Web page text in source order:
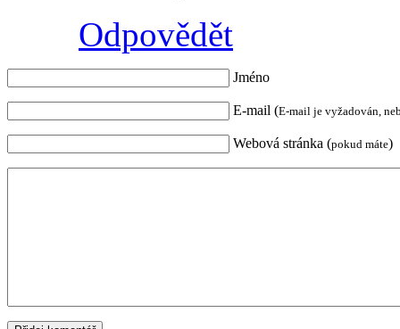
Odpovědět
Jméno
E-mail (E-mail je vyžadován,
Webová stránka (pokud máte)